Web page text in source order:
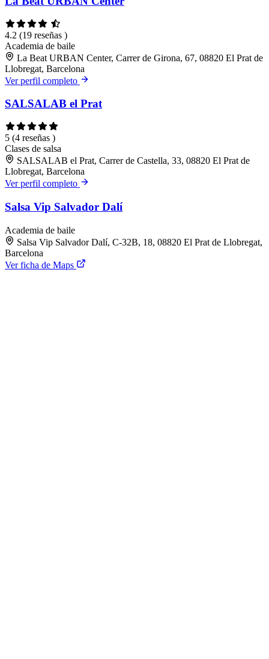
4.2 (19 reseñas )
Academia de baile
La Beat URBAN Center, Carrer de Girona, 67, 08820 El Prat de
Llobregat, Barcelona
Ver perfil completo
SALSALAB el Prat
5 (4 reseñas )
Clases de salsa
SALSALAB el Prat, Carrer de Castella, 33, 08820 El Prat de
Llobregat, Barcelona
Ver perfil completo
Salsa Vip Salvador Dalí
Academia de baile
Salsa Vip Salvador Dalí, C-32B, 18, 08820 El Prat de Llobregat,
Barcelona
Ver ficha de Maps